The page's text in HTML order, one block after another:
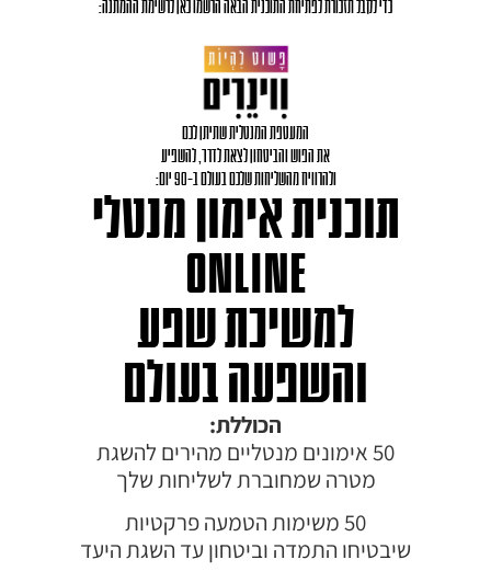
כדי לקבל תזכורת לפתיחת התוכנית הבאה הרשמו כאן לרשימת ההמתנה:
המעטפת המנטלית שתיתן לכם
את הפוש והביטחון לצאת לדרך, להשפיע
ולהרוויח מהשליחות שלכם בעולם ב-90 יום:
תוכנית אימון מנטלי
ONLINE
למשיכת שפע
והשפעה בעולם
הכוללת:
50 אימונים מנטליים מהירים להשגת
מטרה שמחוברת לשליחות שלך
50 משימות הטמעה פרקטיות
שיבטיחו התמדה וביטחון עד השגת היעד